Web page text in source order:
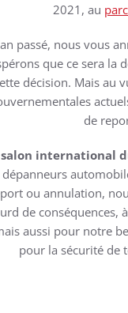
2021, au
passé, nous vous
que ce sera la
décision. Mais au
de
salon international
dépanneurs
ou annulation,
de conséquences,
aussi pour notre
pour la sécurité de